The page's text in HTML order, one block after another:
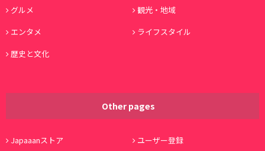
グルメ
観光・地域
エンタメ
ライフスタイル
歴史と文化
Other pages
Japaaanストア
ユーザー登録